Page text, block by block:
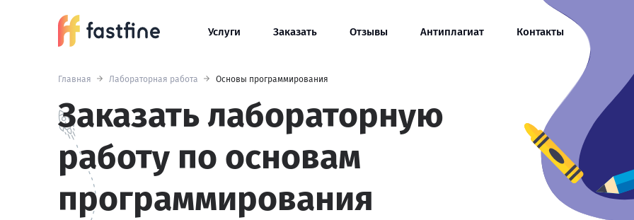
Услуги Заказать Отзывы Антиплагиат Контакты
Главная Лабораторная работа Основы программирования
Заказать лабораторную
работу по основам
программирования